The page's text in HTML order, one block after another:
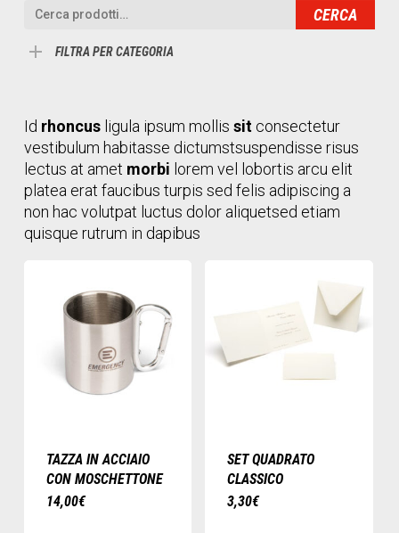
Cerca: CERCA
FILTRA PER CATEGORIA
Id rhoncusligula ipsum mollis sitconsectetur
vestibulum habitasse dictumstsuspendisse risus
lectus at amet morbi lorem vel lobortis arcu elit
platea erat faucibus turpis sed felis adipiscing a
non hac volutpat luctus dolor aliquetsed etiam
quisque rutrum in dapibus
TAZZA IN ACCIAIO
CON MOSCHETTONE
14,00€
SET QUADRATO
CLASSICO
3,30€